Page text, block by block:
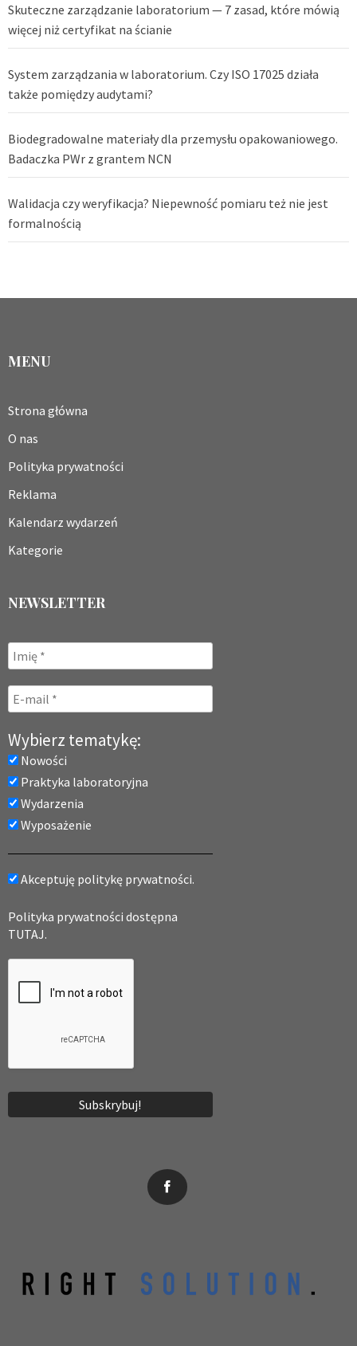
Skuteczne zarządzanie laboratorium — 7 zasad, które mówią
więcej niż certyfikat na ścianie
System zarządzania w laboratorium. Czy ISO 17025 działa
także pomiędzy audytami?
Biodegradowalne materiały dla przemysłu opakowaniowego.
Badaczka PWr z grantem NCN
Walidacja czy weryfikacja? Niepewność pomiaru też nie jest
formalnością
MENU
Strona główna
O nas
Polityka prywatności
Reklama
Kalendarz wydarzeń
Kategorie
NEWSLETTER
Wybierz tematykę:
Nowości
Praktyka laboratoryjna
Wydarzenia
Wyposażenie
Akceptuję politykę prywatności.
Polityka prywatności dostępna
TUTAJ.